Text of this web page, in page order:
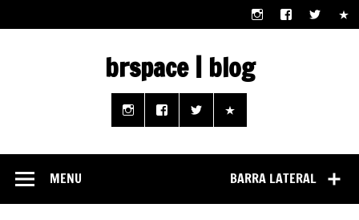
content
brspace | blog
Descubra como a tecnologia pode melhorar sua vida |
Junte-se a nós rumo a um futuro em que o útil e prático
estão ao seu alcance!
BARRA LATERAL
MENU